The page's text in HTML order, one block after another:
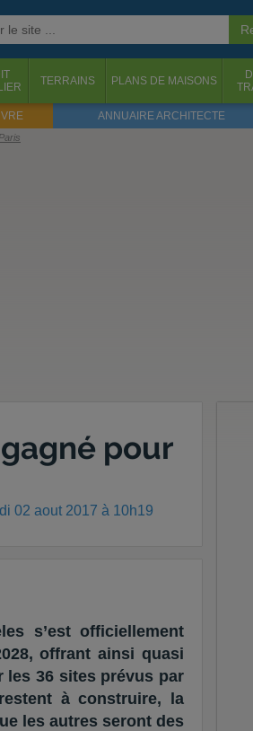
TERRAINS PLANS DE MAISONS
ANNUAIRE ARCHITECTE
pour
02 aout 2017 à 10h19
s’est officiellement
offrant ainsi quasi
les 36 sites prévus par
à construire, la
les autres seront des